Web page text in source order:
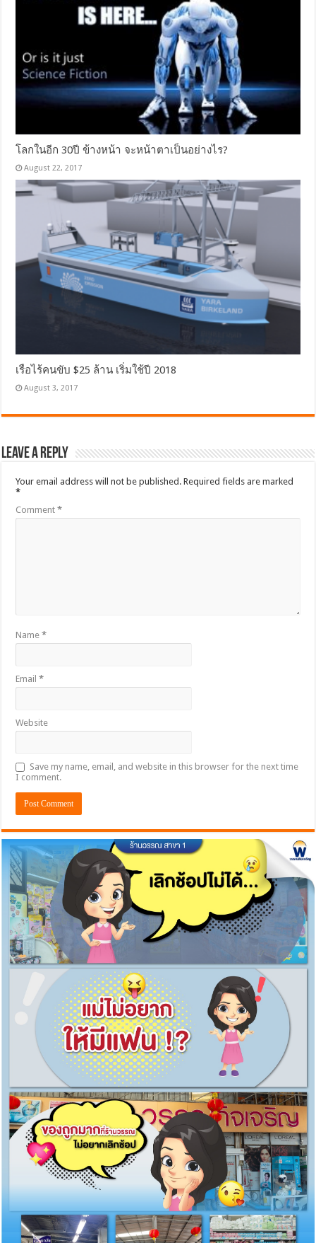
โลกในอีก 30ปี ข้างหน้า จะหน้าตาเป็นอย่างไร?
August 22, 2017
เรือไร้คนขับ $25 ล้าน เริ่มใช้ปี 2018
August 3, 2017
Leave a Reply
Your email address will not be published. Required fields are marked
*
Comment*
Name*
Email*
Website
Save my name, email, and website in this browser for the next time
I comment.